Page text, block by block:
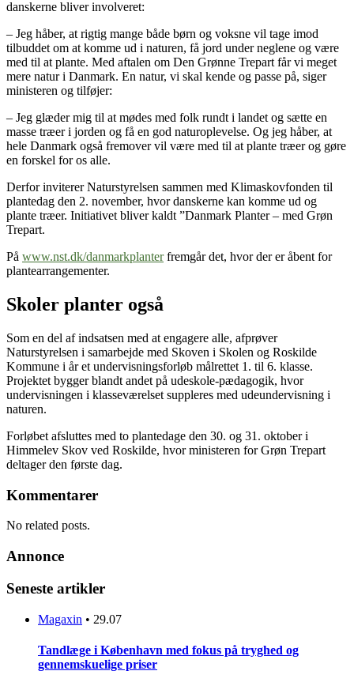
danskerne bliver involveret:
– Jeg håber, at rigtig mange både børn og voksne vil tage imod
tilbuddet om at komme ud i naturen, få jord under neglene og være
med til at plante. Med aftalen om Den Grønne Trepart får vi meget
mere natur i Danmark. En natur, vi skal kende og passe på, siger
ministeren og tilføjer:
– Jeg glæder mig til at mødes med folk rundt i landet og sætte en
masse træer i jorden og få en god naturoplevelse. Og jeg håber, at
hele Danmark også fremover vil være med til at plante træer og gøre
en forskel for os alle.
Derfor inviterer Naturstyrelsen sammen med Klimaskovfonden til
plantedag den 2. november, hvor danskerne kan komme ud og
plante træer. Initiativet bliver kaldt ”Danmark Planter – med Grøn
Trepart.
På www.nst.dk/danmarkplanterfremgår det, hvor der er åbent for
plantearrangementer.
Skoler planter også
Som en del af indsatsen med at engagere alle, afprøver
Naturstyrelsen i samarbejde med Skoven i Skolen og Roskilde
Kommune i år et undervisningsforløb målrettet 1. til 6. klasse.
Projektet bygger blandt andet på udeskole-pædagogik, hvor
undervisningen i klasseværelset suppleres med udeundervisning i
naturen.
Forløbet afsluttes med to plantedage den 30. og 31. oktober i
Himmelev Skov ved Roskilde, hvor ministeren for Grøn Trepart
deltager den første dag.
Kommentarer
No related posts.
Annonce
Seneste artikler
Magaxin • 29.07
Tandlæge i København med fokus på tryghed og
gennemskuelige priser